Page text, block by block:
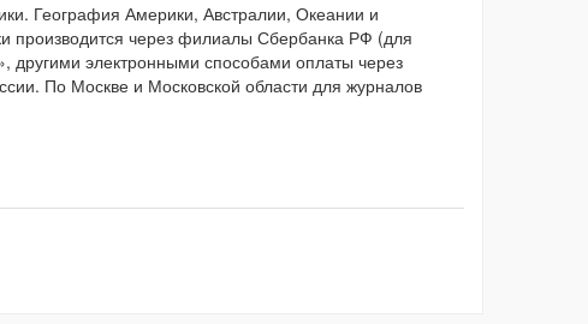
География Америки, Австралии, Океании и
производится через филиалы Сбербанка РФ (для
другими электронными способами оплаты через
По Москве и Московской области для журналов